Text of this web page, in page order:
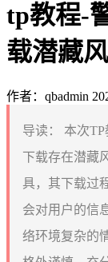
tp教程-
载潜藏
作者：qbadmin
导读：
本次
下载存在潜藏
具，其下载过
会对用户的信
络环境复杂的